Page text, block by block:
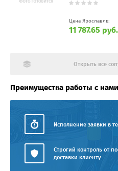
Цена Ярославль:
11 787.65 руб.
Открыть все
Преимущества работы с
Исполнение заявки в
Строгий контроль от
доставки клиенту